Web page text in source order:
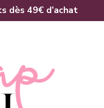
dès 49€ d’achat